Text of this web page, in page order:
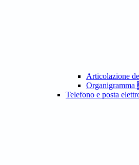
Articolazione
Organigramma
Telefono e posta